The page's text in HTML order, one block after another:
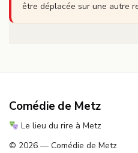
être déplacée sur une autre
Comédie de Metz
Le lieu du rire à Metz
© 2026 — Comédie de Metz